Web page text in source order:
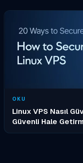
OKU
Linux VPS Nasıl
Güvenli Hale